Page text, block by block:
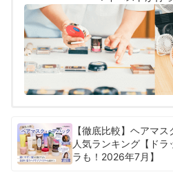
【徹底比較】ヘアマ
人気ランキング【ド
ラも！2026年7月】